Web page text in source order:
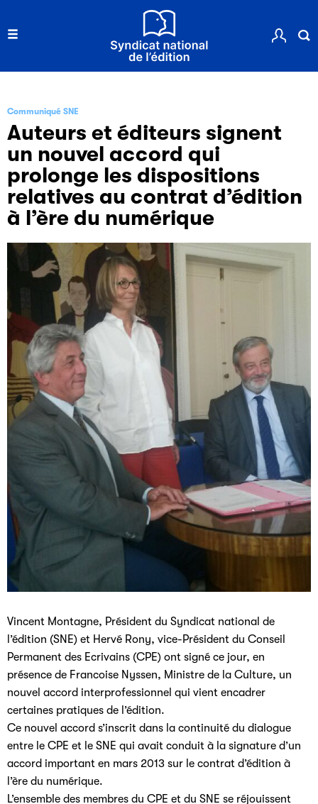
Communiqué SNE
Auteurs et éditeurs signent
un nouvel accord qui
prolonge les dispositions
relatives au contrat d’édition
à l’ère du numérique
Vincent Montagne, Président du Syndicat national de
l’édition (SNE) et Hervé Rony, vice-Président du Conseil
Permanent des Ecrivains (CPE) ont signé ce jour, en
présence de Francoise Nyssen, Ministre de la Culture, un
nouvel accord interprofessionnel qui vient encadrer
certaines pratiques de l’édition.
Ce nouvel accord s’inscrit dans la continuité du dialogue
entre le CPE et le SNE qui avait conduit à la signature d’un
accord important en mars 2013 sur le contrat d’édition à
l’ère du numérique.
L’ensemble des membres du CPE et du SNE se réjouissent